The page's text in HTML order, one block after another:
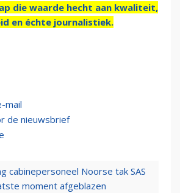
die waarde hecht aan kwaliteit,
en échte journalistiek.
mail
de nieuwsbrief
cabinepersoneel Noorse tak SAS
moment afgeblazen